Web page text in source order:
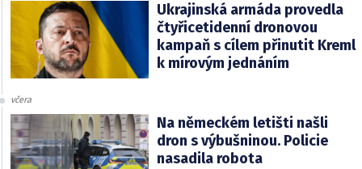
Ukrajinská armáda provedla
čtyřicetidenní dronovou
kampaň s cílem přinutit Kreml
k mírovým jednáním
včera
Na německém letišti našli
dron s výbušninou. Policie
nasadila robota